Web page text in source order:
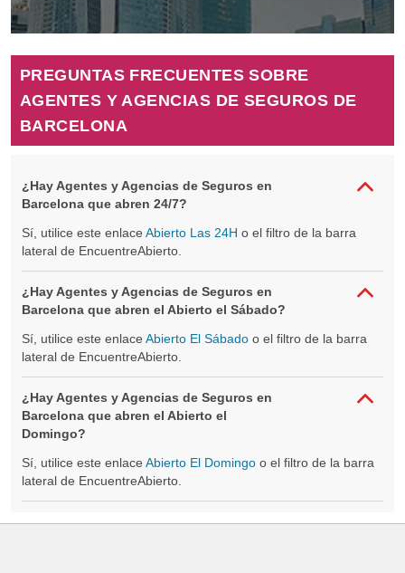
PREGUNTAS FRECUENTES SOBRE
AGENTES Y AGENCIAS DE SEGUROS DE
BARCELONA
¿Hay Agentes y Agencias de Seguros en
Barcelona que abren 24/7?
Sí, utilice este enlace Abierto Las 24H o el filtro de la barra
lateral de EncuentreAbierto.
¿Hay Agentes y Agencias de Seguros en
Barcelona que abren el Abierto el Sábado?
Sí, utilice este enlace Abierto El Sábado o el filtro de la barra
lateral de EncuentreAbierto.
¿Hay Agentes y Agencias de Seguros en
Barcelona que abren el Abierto el
Domingo?
Sí, utilice este enlace Abierto El Domingo o el filtro de la barra
lateral de EncuentreAbierto.